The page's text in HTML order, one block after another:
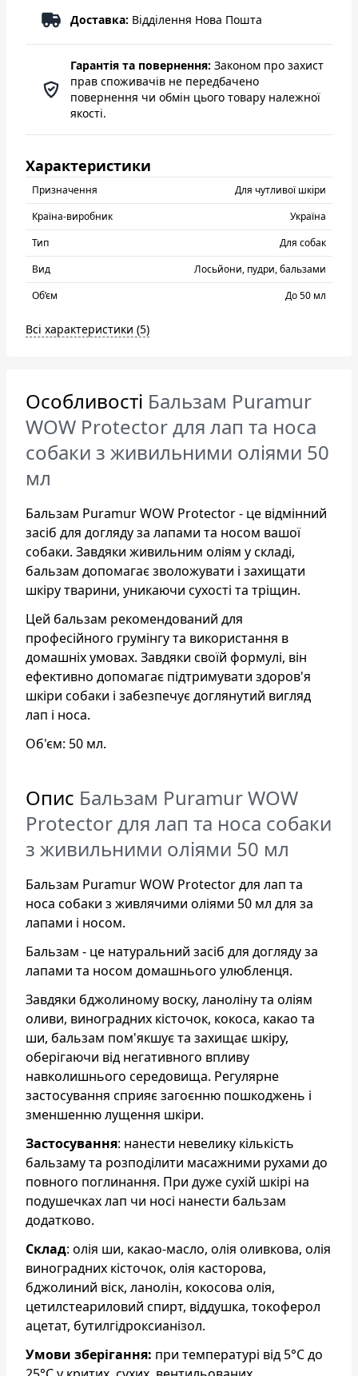
Доставка: Відділення Нова Пошта
Гарантія та повернення: Законом про захист
прав споживачів не передбачено
повернення чи обмін цього товару належної
якості.
Характеристики
Призначення
Для чутливої шкіри
Країна-виробник
Україна
Тип
Для собак
Вид
Лосьйони, пудри, бальзами
Об’єм
До 50 мл
Всі характеристики (5)
Особливості Бальзам Puramur
WOW Protector для лап та носа
собаки з живильними оліями 50
мл
Бальзам Puramur WOW Protector - це відмінний
засіб для догляду за лапами та носом вашої
собаки. Завдяки живильним оліям у складі,
бальзам допомагає зволожувати і захищати
шкіру тварини, уникаючи сухості та тріщин.
Цей бальзам рекомендований для
професійного грумінгу та використання в
домашніх умовах. Завдяки своїй формулі, він
ефективно допомагає підтримувати здоров'я
шкіри собаки і забезпечує доглянутий вигляд
лап і носа.
Об'єм: 50 мл.
Опис Бальзам Puramur WOW
Protector для лап та носа собаки
з живильними оліями 50 мл
Бальзам Puramur WOW Protector для лап та
носа собаки з живлячими оліями 50 мл для за
лапами і носом.
Бальзам - це натуральний засіб для догляду за
лапами та носом домашнього улюбленця.
Завдяки бджолиному воску, ланоліну та оліям
оливи, виноградних кісточок, кокоса, какао та
ши, бальзам пом'якшує та захищає шкіру,
оберігаючи від негативного впливу
навколишнього середовища. Регулярне
застосування сприяє загоєнню пошкоджень і
зменшенню лущення шкіри.
Застосування: нанести невелику кількість
бальзаму та розподілити масажними рухами до
повного поглинання. При дуже сухій шкірі на
подушечках лап чи носі нанести бальзам
додатково.
Склад: олія ши, какао-масло, олія оливкова, олія
виноградних кісточок, олія касторова,
бджолиний віск, ланолін, кокосова олія,
цетилстеариловий спирт, віддушка, токоферол
ацетат, бутилгідроксианізол.
Умови зберігання: при температурі від 5°С до